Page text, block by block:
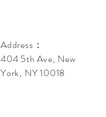
Address：
404 5th Ave, New
York, NY 10018